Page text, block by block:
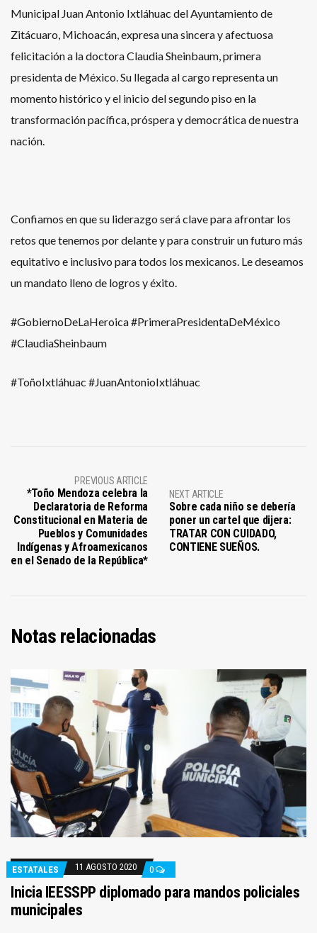
Municipal Juan Antonio Ixtláhuac del Ayuntamiento de
Zitácuaro, Michoacán, expresa una sincera y afectuosa
felicitación a la doctora Claudia Sheinbaum, primera
presidenta de México. Su llegada al cargo representa un
momento histórico y el inicio del segundo piso en la
transformación pacífica, próspera y democrática de nuestra
nación.
Confiamos en que su liderazgo será clave para afrontar los
retos que tenemos por delante y para construir un futuro más
equitativo e inclusivo para todos los mexicanos. Le deseamos
un mandato lleno de logros y éxito.
#GobiernoDeLaHeroica #PrimeraPresidentaDeMéxico
#ClaudiaSheinbaum
#ToñoIxtláhuac #JuanAntonioIxtláhuac
PREVIOUS ARTICLE
*Toño Mendoza celebra la
Declaratoria de Reforma
Constitucional en Materia de
Pueblos y Comunidades
Indígenas y Afroamexicanos
en el Senado de la República*
NEXT ARTICLE
Sobre cada niño se debería
poner un cartel que dijera:
TRATAR CON CUIDADO,
CONTIENE SUEÑOS.
Notas relacionadas
ESTATALES 11 AGOSTO 2020 0
Inicia IEESSPP diplomado para mandos policiales
municipales